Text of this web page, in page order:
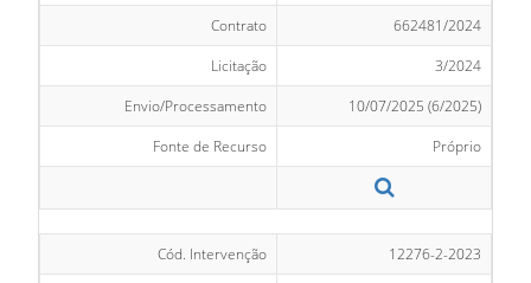
Contrato
662481/2024
Licitação
3/2024
Envio/Processamento
10/07/2025 (6/2025)
Fonte de Recurso
Próprio
Cód. Intervenção 12276-2-2023